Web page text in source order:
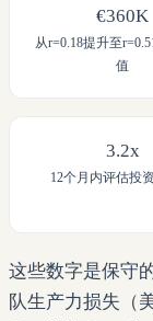
€360K
从r=0.18提升至
值
3.2x
12个月内评估投
这些数字是保守
队生产力损失（